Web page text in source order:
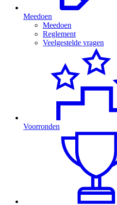
Meedoen
Meedoen
Reglement
Veelgestelde vragen
Voorronden